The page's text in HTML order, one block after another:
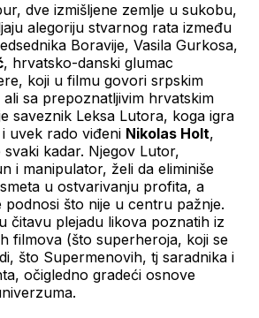
dve izmišljene zemlje u sukobu,
alegoriju stvarnog rata između
Boravije, Vasila Gurkosa,
, hrvatsko-danski glumac
koji u filmu govori srpskim
sa prepoznatljivim hrvatskim
saveznik Leksa Lutora, koga igra
uvek rado viđeni Nikolas Holt,
kadar. Njegov Lutor,
i manipulator, želi da eliminiše
u ostvarivanju profita, a
podnosi što nije u centru pažnje.
čitavu plejadu likova poznatih iz
filmova (što superheroja, koji se
što Supermenovih, tj saradnika i
očigledno gradeći osnove